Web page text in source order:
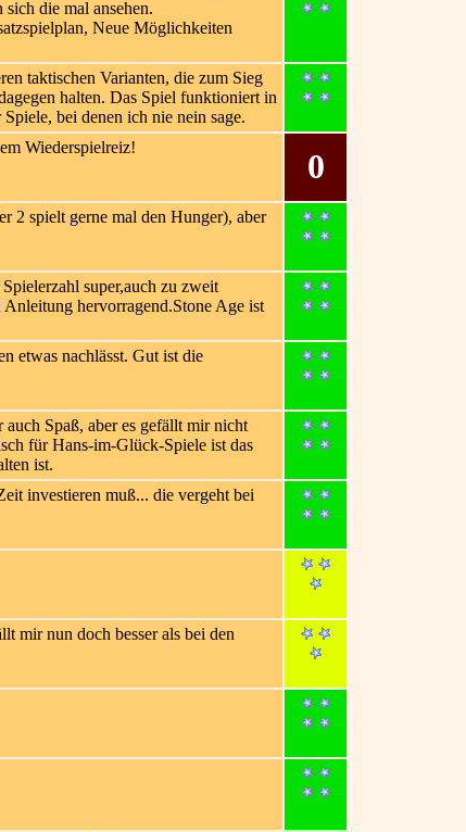
die mal ansehen.
Neue Möglichkeiten
taktischen Varianten, die zum Sieg
halten. Das Spiel funktioniert in
bei denen ich nie nein sage.
Wiederspielreiz! 0
2 spielt gerne mal den Hunger), aber
super,auch zu zweit
hervorragend.Stone Age ist
etwas nachlässt. Gut ist die
Spaß, aber es gefällt mir nicht
für Hans-im-Glück-Spiele ist das
ist.
investieren muß... die vergeht bei
mir nun doch besser als bei den